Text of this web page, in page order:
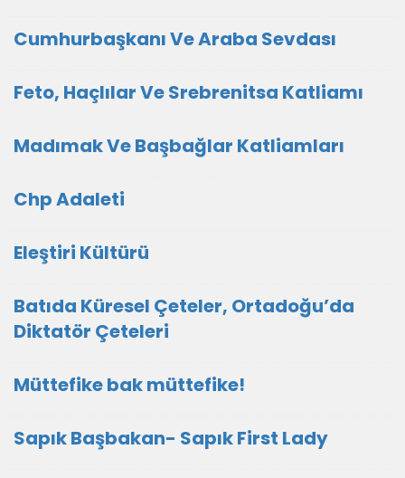
Cumhurbaşkanı Ve Araba Sevdası
Feto, Haçlılar Ve Srebrenitsa Katliamı
Madımak Ve Başbağlar Katliamları
Chp Adaleti
Eleştiri Kültürü
Batıda Küresel Çeteler, Ortadoğu’da
Diktatör Çeteleri
Müttefike bak müttefike!
Sapık Başbakan- Sapık First Lady